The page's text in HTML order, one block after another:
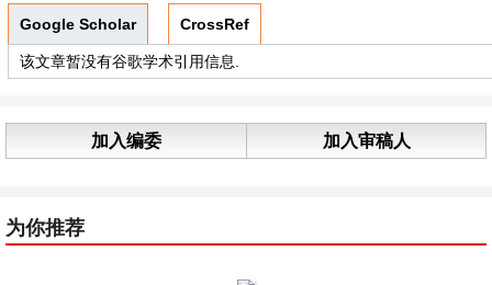
Google Scholar CrossRef
该文章暂没有谷歌学术引用信息.
加入编委 加入审稿人
为你推荐